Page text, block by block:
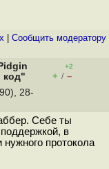
Cообщить модератору
код"
+2
+ / –
28-
Себе ты
в
протокола